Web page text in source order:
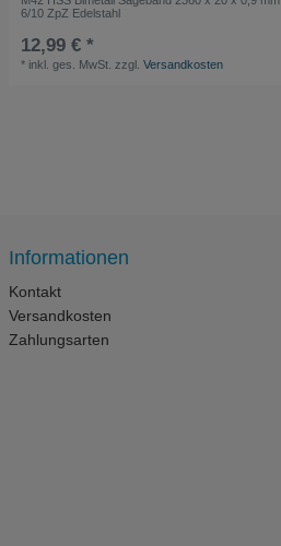
6/10 ZpZ Edelstahl
12,99 € *
* inkl. ges. MwSt. zzgl.Versandkosten
Informationen
Kontakt
Versandkosten
Zahlungsarten